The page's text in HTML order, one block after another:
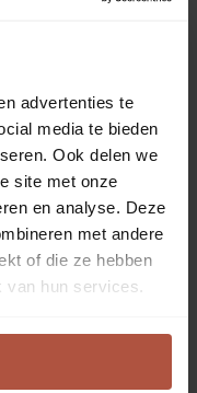
advertenties te
media te bieden
Ook delen we
site met onze
en analyse. Deze
met andere
of die ze hebben
van hun services.